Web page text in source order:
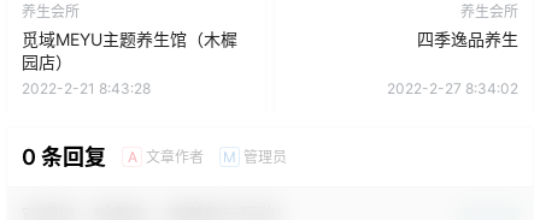
养生会所
觅域MEYU主题养生馆（木樨
园店）
2022-2-21 8:43:28
养生会所
四季逸品养生
2022-2-27 8:34:02
0 条回复 A 文章作者 M 管理员